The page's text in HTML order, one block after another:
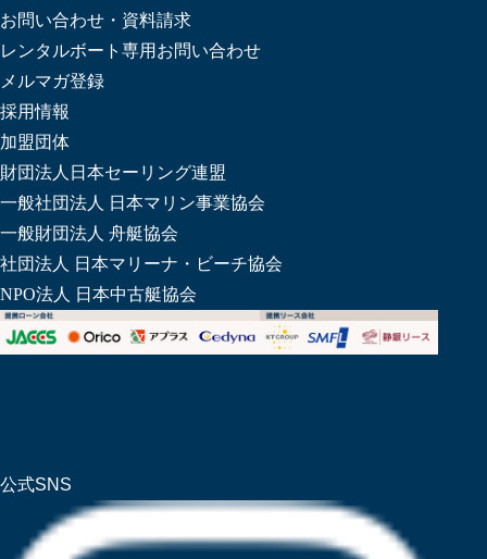
お問い合わせ・資料請求
レンタルボート専用お問い合わせ
メルマガ登録
採用情報
加盟団体
財団法人日本セーリング連盟
一般社団法人 日本マリン事業協会
一般財団法人 舟艇協会
社団法人 日本マリーナ・ビーチ協会
NPO法人 日本中古艇協会
公式SNS